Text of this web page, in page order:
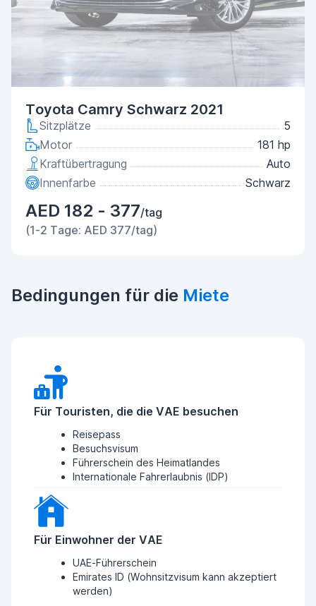
Toyota Camry Schwarz 2021
Sitzplätze
5
Motor
181 hp
Kraftübertragung
Auto
Innenfarbe
Schwarz
AED 182 - 377/tag
(1-2 Tage: AED 377/tag)
Bedingungen für die Miete
Für Touristen, die die VAE besuchen
Reisepass
Besuchsvisum
Führerschein des Heimatlandes
Internationale Fahrerlaubnis (IDP)
Für Einwohner der VAE
UAE-Führerschein
Emirates ID (Wohnsitzvisum kann akzeptiert
werden)